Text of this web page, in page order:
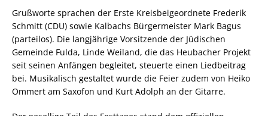
Grußworte sprachen der Erste Kreisbeigeordnete Frederik
Schmitt (CDU) sowie Kalbachs Bürgermeister Mark Bagus
(parteilos). Die langjährige Vorsitzende der Jüdischen
Gemeinde Fulda, Linde Weiland, die das Heubacher Projekt
seit seinen Anfängen begleitet, steuerte einen Liedbeitrag
bei. Musikalisch gestaltet wurde die Feier zudem von Heiko
Ommert am Saxofon und Kurt Adolph an der Gitarre.